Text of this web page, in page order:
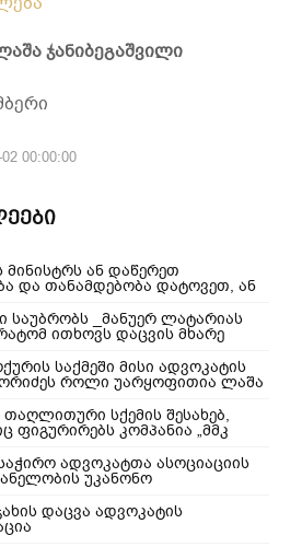
ჯანიბეგაშვილი
00:00:00
მინისტრს ან დაწერეთ
და თანამდებობა დატოვეთ, ან
რეესტრის თანამშრომლებს
საუბრობს _მანუერ ლატარიას
ითხოვს დაცვის მხარე
ცნობილ 10-წლიანი
გადახედვას
საქმეში მისი ადვოკატის
როლი უარყოფითია ლაშა
სქემის შესახებ,
ფიგურირებს კომპანია „მმკ
ადვოკატთა ასოციაციის
უკანონო
ძალადობების
?
დაცვა ადვოკატის